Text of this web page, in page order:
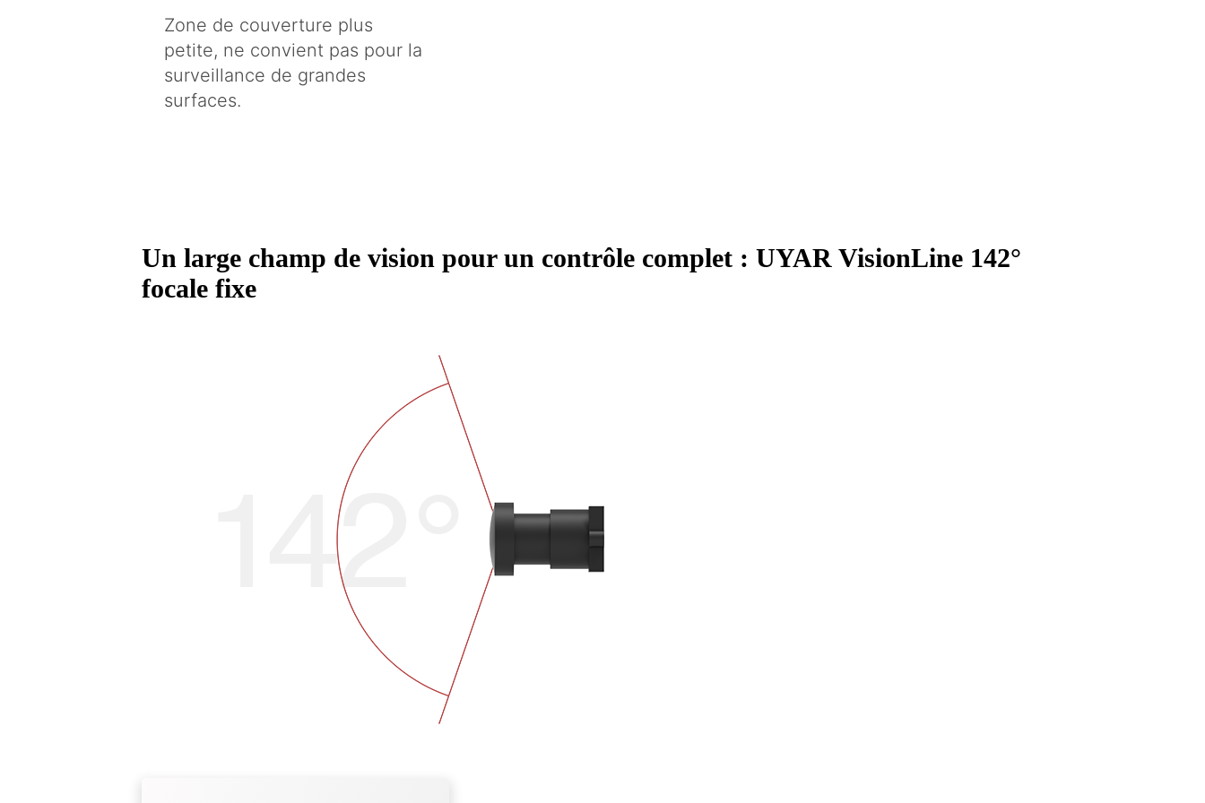
Zone de couverture plus
petite, ne convient pas pour la
surveillance de grandes
surfaces.
Un large champ de vision pour un contrôle complet : UYAR VisionLine 142°
focale fixe